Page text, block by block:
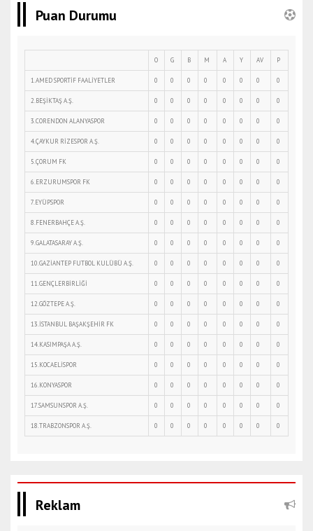
Puan Durumu
O G B M A Y AV P
1.AMED SPORTİF FAALİYETLER 0 0 0 0 0 0 0 0
2.BEŞİKTAŞ A.Ş. 0 0 0 0 0 0 0 0
3.CORENDON ALANYASPOR 0 0 0 0 0 0 0 0
4.ÇAYKUR RİZESPOR A.Ş. 0 0 0 0 0 0 0 0
5.ÇORUM FK 0 0 0 0 0 0 0 0
6.ERZURUMSPOR FK 0 0 0 0 0 0 0 0
7.EYÜPSPOR 0 0 0 0 0 0 0 0
8.FENERBAHÇE A.Ş. 0 0 0 0 0 0 0 0
9.GALATASARAY A.Ş. 0 0 0 0 0 0 0 0
10.GAZİANTEP FUTBOL KULÜBÜ A.Ş. 0 0 0 0 0 0 0 0
11.GENÇLERBİRLİĞİ 0 0 0 0 0 0 0 0
12.GÖZTEPE A.Ş. 0 0 0 0 0 0 0 0
13.İSTANBUL BAŞAKŞEHİR FK 0 0 0 0 0 0 0 0
14.KASIMPAŞA A.Ş. 0 0 0 0 0 0 0 0
15.KOCAELİSPOR 0 0 0 0 0 0 0 0
16.KONYASPOR 0 0 0 0 0 0 0 0
17.SAMSUNSPOR A.Ş. 0 0 0 0 0 0 0 0
18.TRABZONSPOR A.Ş. 0 0 0 0 0 0 0 0
Reklam